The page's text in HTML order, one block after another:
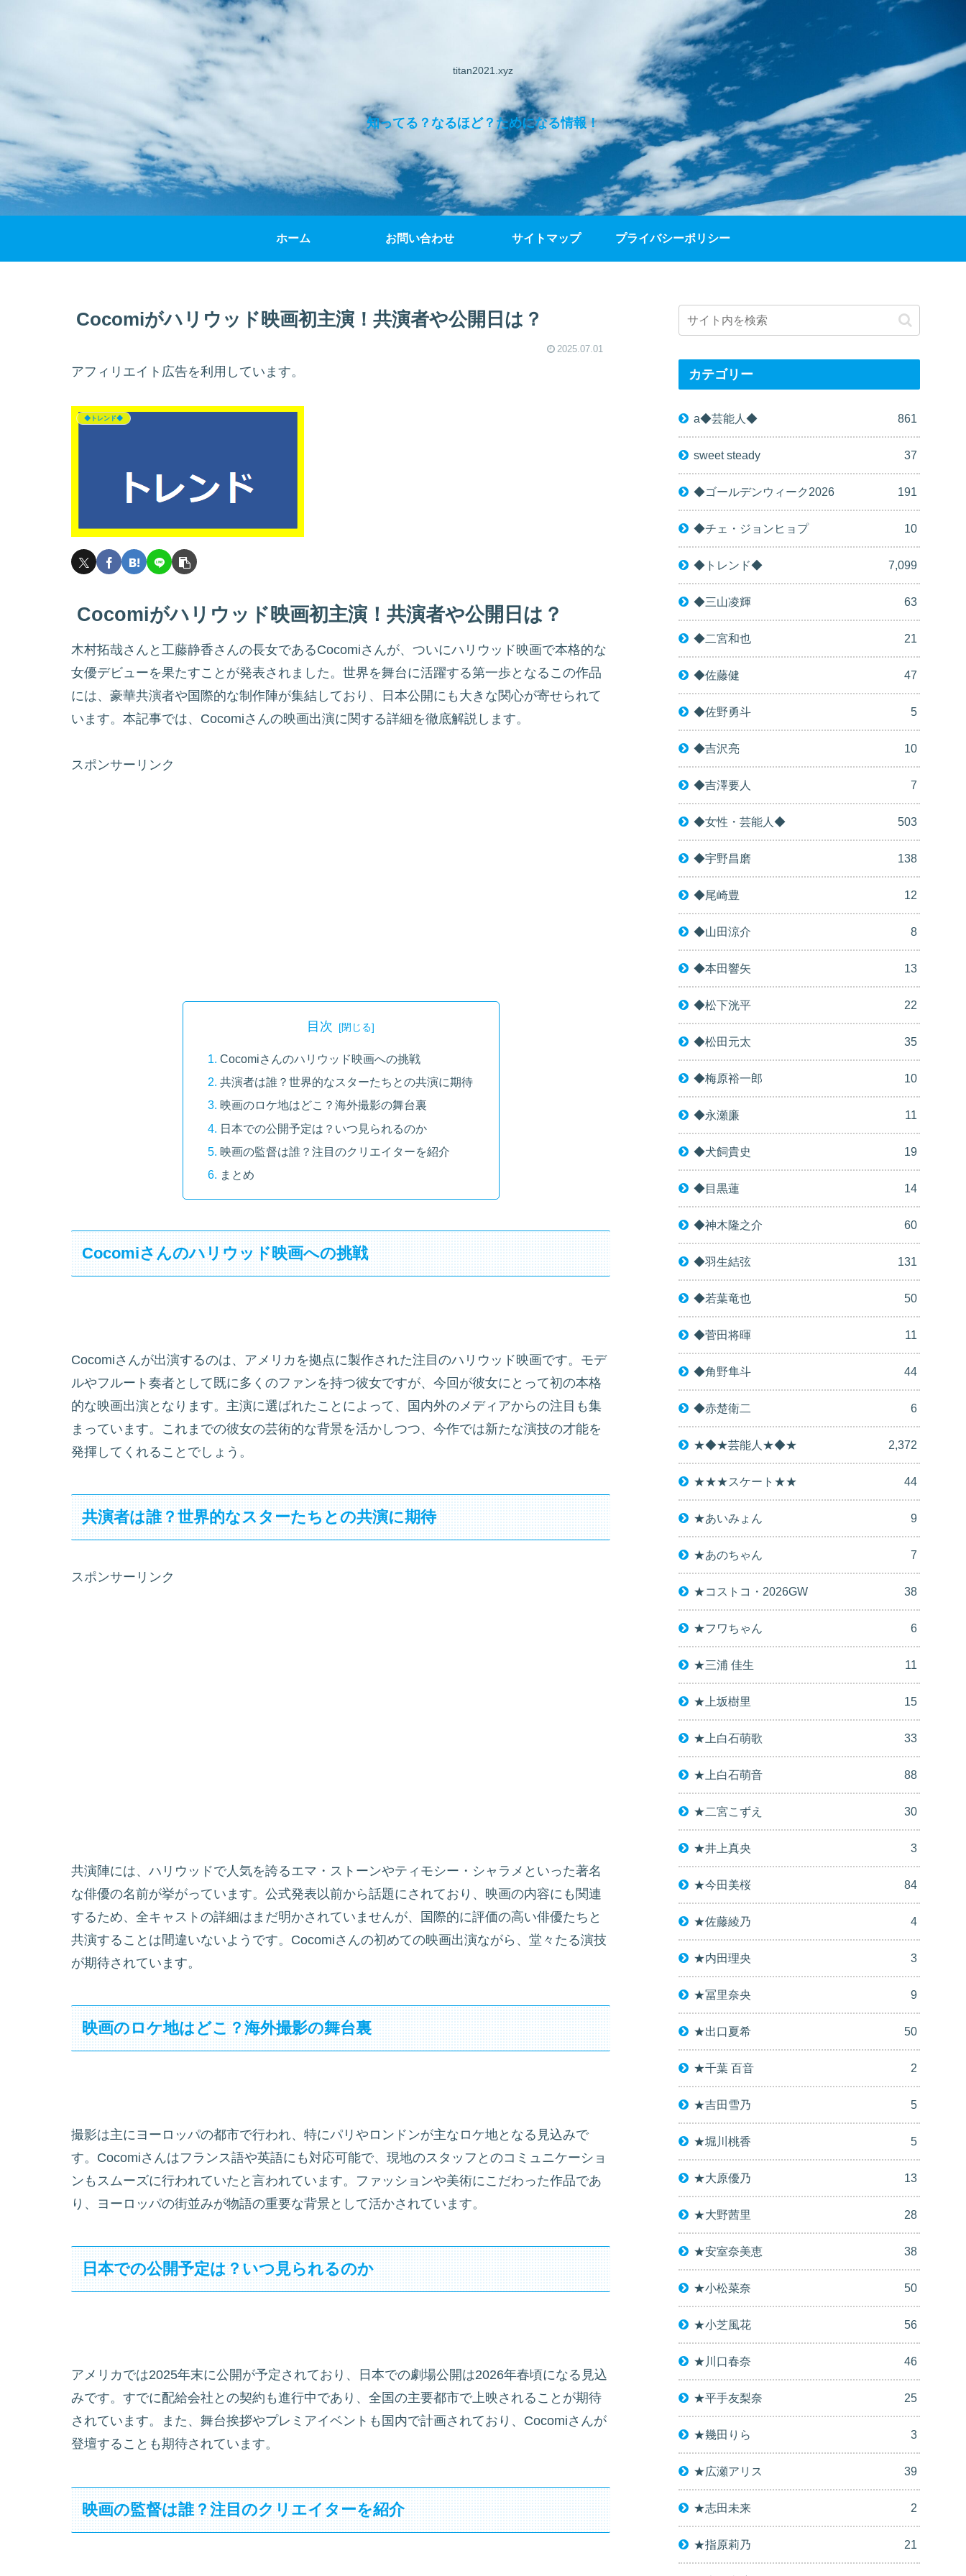
titan2021.xyz
知ってる？なるほど？ためになる情報！
ホーム お問い合わせ サイトマップ プライバシーポリシー
Cocomiがハリウッド映画初主演！共演者や公開日は？
2025.07.01
アフィリエイト広告を利用しています。
◆トレンド◆
Cocomiがハリウッド映画初主演！共演者や公開日は？
木村拓哉さんと工藤静香さんの長女であるCocomiさんが、ついにハリウッド映画で本格的な
女優デビューを果たすことが発表されました。世界を舞台に活躍する第一歩となるこの作品
には、豪華共演者や国際的な制作陣が集結しており、日本公開にも大きな関心が寄せられて
います。本記事では、Cocomiさんの映画出演に関する詳細を徹底解説します。
スポンサーリンク
目次
Cocomiさんのハリウッド映画への挑戦
共演者は誰？世界的なスターたちとの共演に期待
映画のロケ地はどこ？海外撮影の舞台裏
日本での公開予定は？いつ見られるのか
映画の監督は誰？注目のクリエイターを紹介
まとめ
Cocomiさんのハリウッド映画への挑戦
Cocomiさんが出演するのは、アメリカを拠点に製作された注目のハリウッド映画です。モデ
ルやフルート奏者として既に多くのファンを持つ彼女ですが、今回が彼女にとって初の本格
的な映画出演となります。主演に選ばれたことによって、国内外のメディアからの注目も集
まっています。これまでの彼女の芸術的な背景を活かしつつ、今作では新たな演技の才能を
発揮してくれることでしょう。
共演者は誰？世界的なスターたちとの共演に期待
スポンサーリンク
共演陣には、ハリウッドで人気を誇るエマ・ストーンやティモシー・シャラメといった著名
な俳優の名前が挙がっています。公式発表以前から話題にされており、映画の内容にも関連
するため、全キャストの詳細はまだ明かされていませんが、国際的に評価の高い俳優たちと
共演することは間違いないようです。Cocomiさんの初めての映画出演ながら、堂々たる演技
が期待されています。
映画のロケ地はどこ？海外撮影の舞台裏
撮影は主にヨーロッパの都市で行われ、特にパリやロンドンが主なロケ地となる見込みで
す。Cocomiさんはフランス語や英語にも対応可能で、現地のスタッフとのコミュニケーショ
ンもスムーズに行われていたと言われています。ファッションや美術にこだわった作品であ
り、ヨーロッパの街並みが物語の重要な背景として活かされています。
日本での公開予定は？いつ見られるのか
アメリカでは2025年末に公開が予定されており、日本での劇場公開は2026年春頃になる見込
みです。すでに配給会社との契約も進行中であり、全国の主要都市で上映されることが期待
されています。また、舞台挨拶やプレミアイベントも国内で計画されており、Cocomiさんが
登壇することも期待されています。
映画の監督は誰？注目のクリエイターを紹介
カテゴリー
a◆芸能人◆ 861
sweet steady 37
◆ゴールデンウィーク2026 191
◆チェ・ジョンヒョプ 10
◆トレンド◆ 7,099
◆三山凌輝 63
◆二宮和也 21
◆佐藤健 47
◆佐野勇斗 5
◆吉沢亮 10
◆吉澤要人 7
◆女性・芸能人◆ 503
◆宇野昌磨 138
◆尾崎豊 12
◆山田涼介 8
◆本田響矢 13
◆松下洸平 22
◆松田元太 35
◆梅原裕一郎 10
◆永瀬廉 11
◆犬飼貴史 19
◆目黒蓮 14
◆神木隆之介 60
◆羽生結弦 131
◆若葉竜也 50
◆菅田将暉 11
◆角野隼斗 44
◆赤楚衛二 6
★◆★芸能人★◆★ 2,372
★★★スケート★★ 44
★あいみょん 9
★あのちゃん 7
★コストコ・2026GW 38
★フワちゃん 6
★三浦 佳生 11
★上坂樹里 15
★上白石萌歌 33
★上白石萌音 88
★二宮こずえ 30
★井上真央 3
★今田美桜 84
★佐藤綾乃 4
★内田理央 3
★冨里奈央 9
★出口夏希 50
★千葉 百音 2
★吉田雪乃 5
★堀川桃香 5
★大原優乃 13
★大野茜里 28
★安室奈美恵 38
★小松菜奈 50
★小芝風花 56
★川口春奈 46
★平手友梨奈 25
★幾田りら 3
★広瀬アリス 39
★志田未来 2
★指原莉乃 21